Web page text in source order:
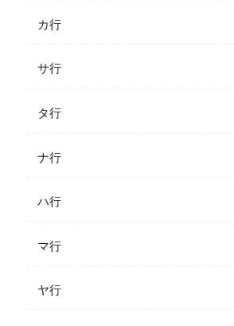
カ行
サ行
タ行
ナ行
ハ行
マ行
ヤ行